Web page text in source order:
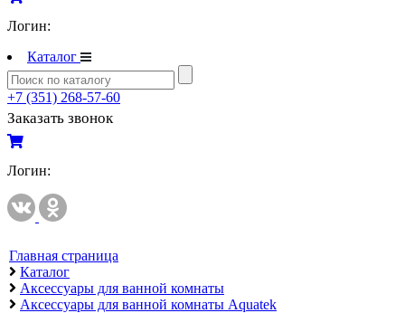
Логин:
Каталог
+7 (351) 268-57-60
Заказать звонок
Логин:
Главная страница
Каталог
Аксессуары для ванной комнаты
Аксессуары для ванной комнаты Aquatek
Полотенцесушители
Комплектующие к полотенцесушителям
Полотенцесушители водяные
Полотенцесушители электрические
Приборы учета и измерений
Комплектующие для приборов учета и измерений
Манометры и термометры
Счетчики газа
Радиаторы отопления
Аксессуары для радиаторов отопления